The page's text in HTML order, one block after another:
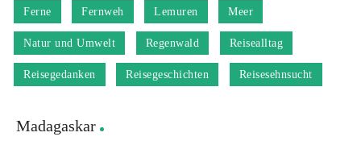
Ferne Fernweh Lemuren Meer
Natur und Umwelt Regenwald Reisealltag
Reisegedanken Reisegeschichten Reisesehnsucht
Madagaskar